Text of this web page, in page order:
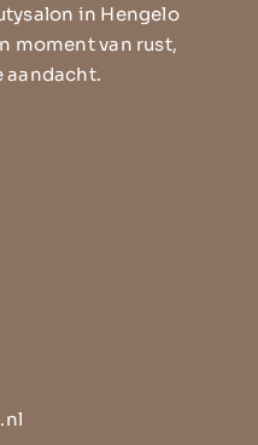
in Hengelo
moment van rust,
aandacht.